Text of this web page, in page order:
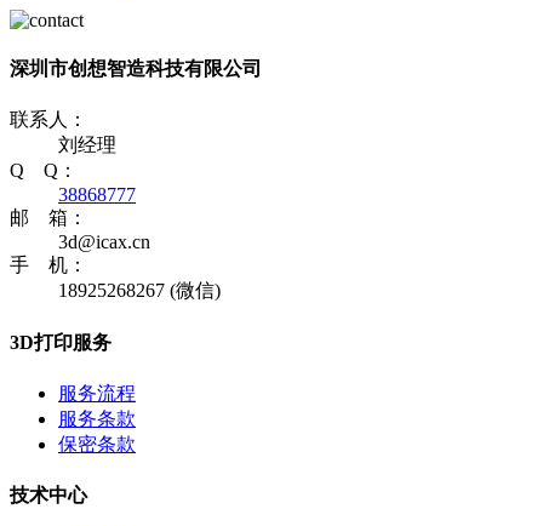
深圳市创想智造科技有限公司
联系人：
刘经理
Q Q：
38868777
邮 箱：
3d@icax.cn
手 机：
18925268267 (微信)
3D打印服务
服务流程
服务条款
保密条款
技术中心